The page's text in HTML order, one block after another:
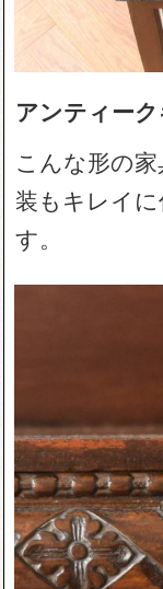
アンティー
こんな形の
装もキレイ
す。